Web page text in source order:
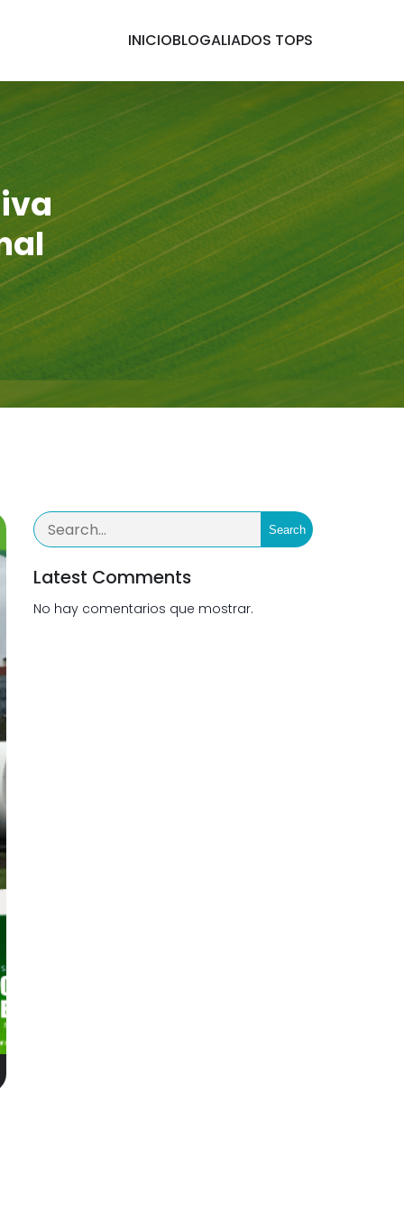
INICIOBLOGALIADOS TOPS
Search
Latest Comments
No hay comentarios que mostrar.